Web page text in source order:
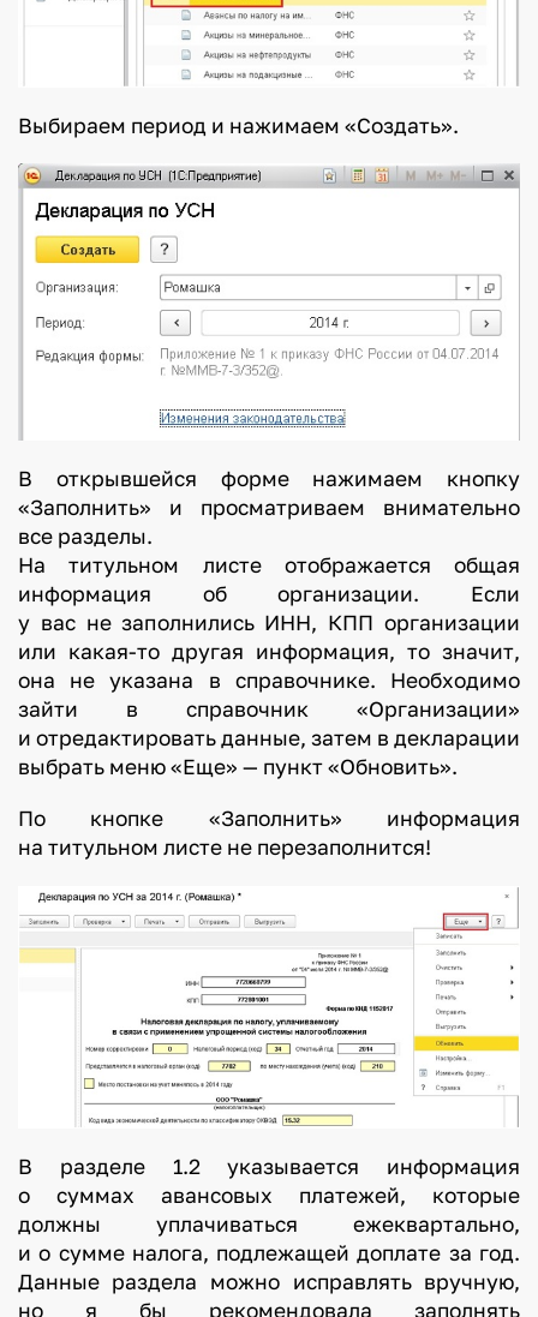
Выбираем период и нажимаем «Создать».
В открывшейся форме нажимаем кнопку
«Заполнить» и просматриваем внимательно
все разделы.
На титульном листе отображается общая
информация об организации. Если
у вас не заполнились ИНН, КПП организации
или какая-то другая информация, то значит,
она не указана в справочнике. Необходимо
зайти в справочник «Организации»
и отредактировать данные, затем в декларации
выбрать меню «Еще» — пункт «Обновить».
По кнопке «Заполнить» информация
на титульном листе не перезаполнится!
В разделе 1.2 указывается информация
о суммах авансовых платежей, которые
должны уплачиваться ежеквартально,
и о сумме налога, подлежащей доплате за год.
Данные раздела можно исправлять вручную,
но я бы рекомендовала заполнять